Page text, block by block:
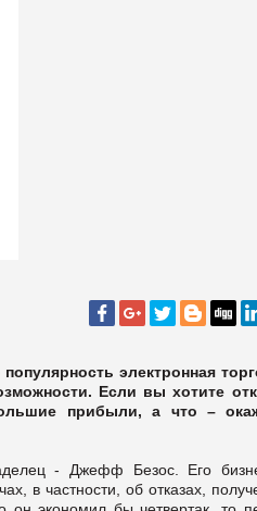
электронная
Если вы хотите
прибыли, а что –
- Джефф Безос. Его
в частности, об отказах,